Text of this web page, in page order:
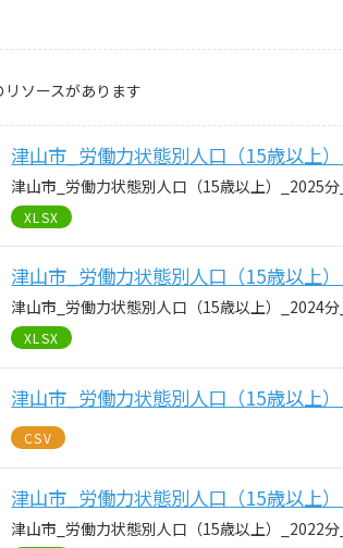
リソースがあります
津山市_労働力状態別人口（15歳以上
津山市_労働力状態別人口（15歳以上）_2025
XLSX
津山市_労働力状態別人口（15歳以上
津山市_労働力状態別人口（15歳以上）_2024
XLSX
津山市_労働力状態別人口（15歳以上
CSV
津山市_労働力状態別人口（15歳以上
津山市_労働力状態別人口（15歳以上）_2022